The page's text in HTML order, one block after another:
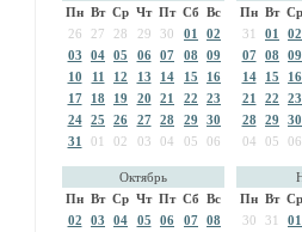
Пн Вт Ср Чт Пт Сб Вс
26
27 28 29 30 01
02
03
04 05 06 07 08
09
10
11 12 13 14 15
16
17
18 19 20 21 22
23
24
25 26 27 28 29
30
31
01 02 03 04 05 06
Пн Вт Ср
31
01
02
07
08
09
14
15
16
21
22
23
28
29
30
04
05 06
Октябрь
Пн Вт Ср Чт Пт Сб Вс
02
03 04 05 06 07 08
Пн Вт Ср
30
31
01